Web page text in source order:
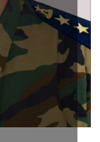
الطقس
صحة
العالمية
منصة حرة